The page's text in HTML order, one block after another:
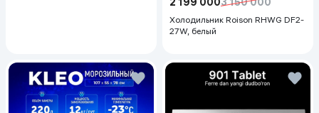
Холодильник Roison RHWG DF2-
27W, белый